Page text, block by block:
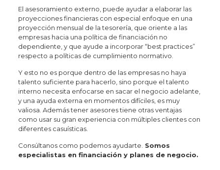
El asesoramiento externo, puede ayudar a elaborar las
proyecciones financieras con especial enfoque en una
proyección mensual de la tesorería, que oriente a las
empresas hacia una política de financiación no
dependiente, y que ayude a incorporar “best practices”
respecto a políticas de cumplimiento normativo.
Y esto no es porque dentro de las empresas no haya
talento suficiente para hacerlo, sino porque el talento
interno necesita enfocarse en sacar el negocio adelante,
y una ayuda externa en momentos difíciles, es muy
valiosa. Además tener asesores tiene otras ventajas
como usar su gran experiencia con múltiples clientes con
diferentes casuísticas.
Consúltanos como podemos ayudarte. Somos
especialistas en financiación y planes de negocio.